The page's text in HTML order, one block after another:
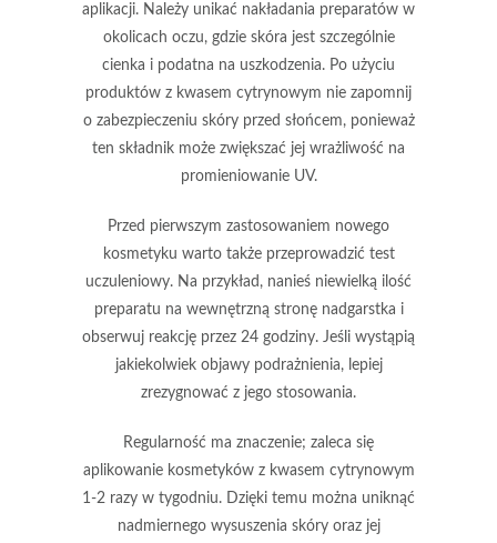
aplikacji. Należy unikać nakładania preparatów w
okolicach oczu, gdzie skóra jest szczególnie
cienka i podatna na uszkodzenia. Po użyciu
produktów z kwasem cytrynowym nie zapomnij
o zabezpieczeniu skóry przed słońcem, ponieważ
ten składnik może zwiększać jej wrażliwość na
promieniowanie UV.
Przed pierwszym zastosowaniem nowego
kosmetyku warto także przeprowadzić test
uczuleniowy. Na przykład, nanieś niewielką ilość
preparatu na wewnętrzną stronę nadgarstka i
obserwuj reakcję przez 24 godziny. Jeśli wystąpią
jakiekolwiek objawy podrażnienia, lepiej
zrezygnować z jego stosowania.
Regularność ma znaczenie; zaleca się
aplikowanie kosmetyków z kwasem cytrynowym
1-2 razy w tygodniu. Dzięki temu można uniknąć
nadmiernego wysuszenia skóry oraz jej